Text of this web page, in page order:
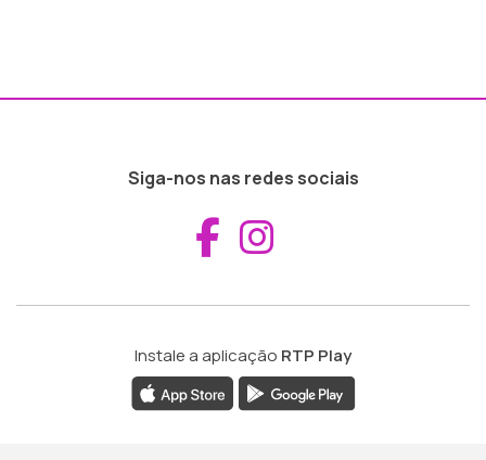
Siga-nos nas redes sociais
Aceder ao
Instale a aplicação RTP Play